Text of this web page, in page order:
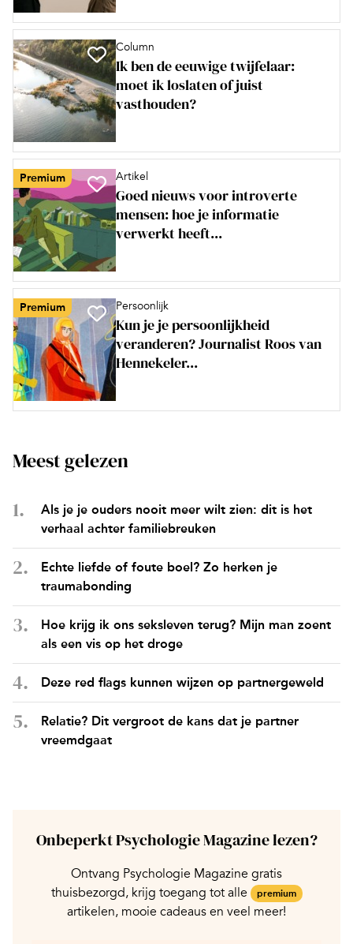
Column
Ik ben de eeuwige twijfelaar:
moet ik loslaten of juist
vasthouden?
Premium Artikel
Goed nieuws voor introverte
mensen: hoe je informatie
verwerkt heeft...
Premium Persoonlijk
Kun je je persoonlijkheid
veranderen? Journalist Roos van
Hennekeler...
Meest gelezen
Als je je ouders nooit meer wilt zien: dit is het
verhaal achter familiebreuken
Echte liefde of foute boel? Zo herken je
traumabonding
Hoe krijg ik ons seksleven terug? Mijn man zoent
als een vis op het droge
Deze red flags kunnen wijzen op partnergeweld
Relatie? Dit vergroot de kans dat je partner
vreemdgaat
Onbeperkt Psychologie Magazine lezen?
Ontvang Psychologie Magazine gratis
thuisbezorgd, krijg toegang tot alle
premium
artikelen, mooie cadeaus en veel meer!